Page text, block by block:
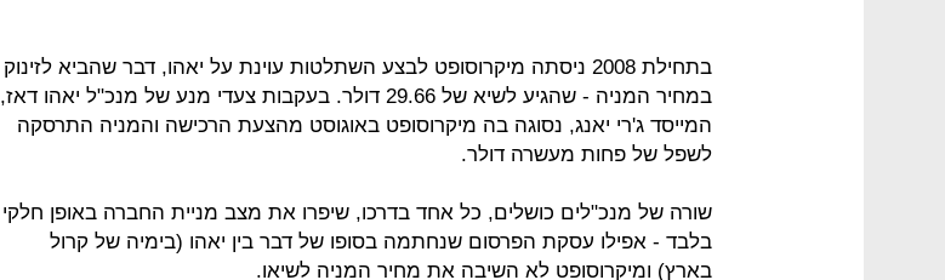
בתחילת 2008 ניסתה מיקרוסופט לבצע השתלטות עוינת על יאהו, דבר שהביא לזינוק
במחיר המניה - שהגיע לשיא של 29.66 דולר. בעקבות צעדי מנע של מנכ"ל יאהו דאז,
המייסד ג'רי יאנג, נסוגה בה מיקרוסופט באוגוסט מהצעת הרכישה והמניה התרסקה
לשפל של פחות מעשרה דולר.
שורה של מנכ"לים כושלים, כל אחד בדרכו, שיפרו את מצב מניית החברה באופן חלקי
בלבד - אפילו עסקת הפרסום שנחתמה בסופו של דבר בין יאהו (בימיה של קרול
בארץ) ומיקרוסופט לא השיבה את מחיר המניה לשיאו.